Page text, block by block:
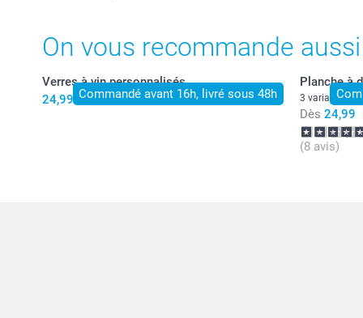
On vous recommande aussi
Commandé avant 16h, livré sous 48h
Verres à vin personnalisés
24,99
Planche à
3 variantes
Dès 24,99
(8 avis)